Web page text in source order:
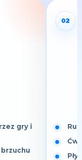
gry i
02